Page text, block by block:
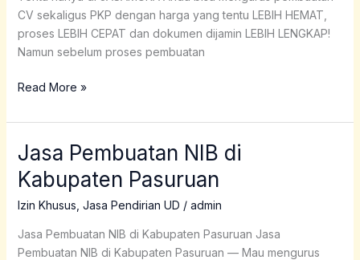
CV sekaligus PKP dengan harga yang tentu LEBIH HEMAT,
proses LEBIH CEPAT dan dokumen dijamin LEBIH LENGKAP!
Namun sebelum proses pembuatan
Read More »
Jasa Pembuatan NIB di
Kabupaten Pasuruan
Izin Khusus Jasa Pendirian UD / admin
Jasa Pembuatan NIB di Kabupaten Pasuruan Jasa
Pembuatan NIB di Kabupaten Pasuruan — Mau mengurus
Jasa
NIB
di
Pasuruan